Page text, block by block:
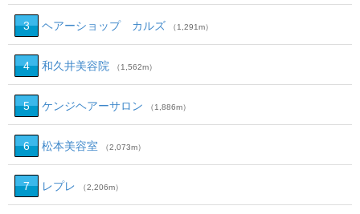
3 ヘアーショップ カルズ （1,291m）
4 和久井美容院 （1,562m）
5 ケンジヘアーサロン （1,886m）
6 松本美容室 （2,073m）
7 レプレ （2,206m）